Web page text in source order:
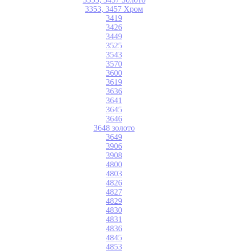
3353, 3457 Хром
3419
3426
3449
3525
3543
3570
3600
3619
3636
3641
3645
3646
3648 золото
3649
3906
3908
4800
4803
4826
4827
4829
4830
4831
4836
4845
4853